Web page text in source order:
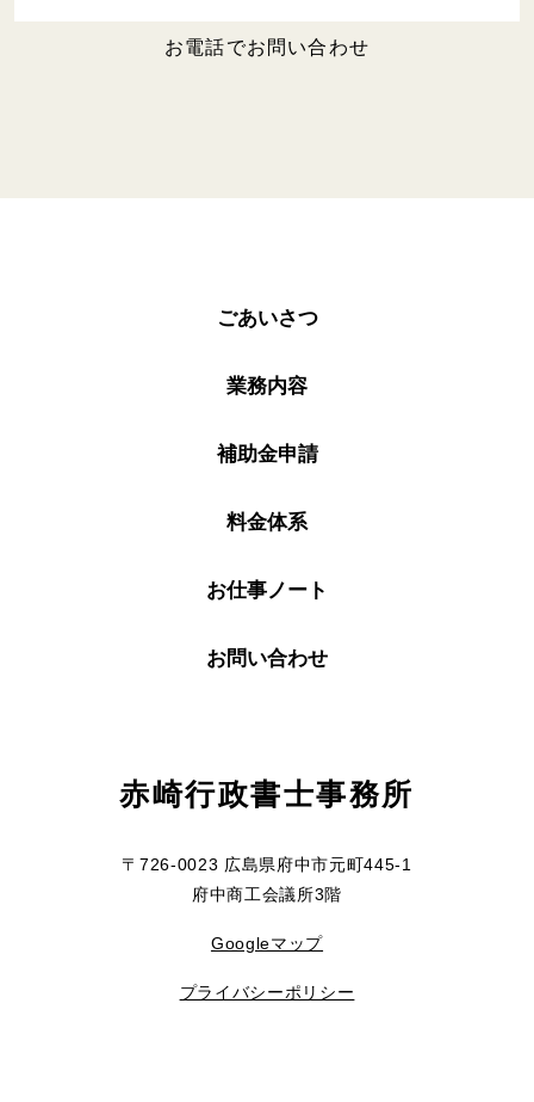
お電話でお問い合わせ
ごあいさつ
業務内容
補助金申請
料金体系
お仕事ノート
お問い合わせ
赤崎行政書士事務所
〒726-0023 広島県府中市元町445-1
府中商工会議所3階
Googleマップ
プライバシーポリシー